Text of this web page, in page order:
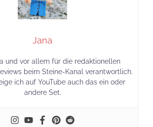
Jana
und vor allem für die redaktionellen
beim Steine-Kanal verantwortlich.
ich auf YouTube auch das ein oder
andere Set.